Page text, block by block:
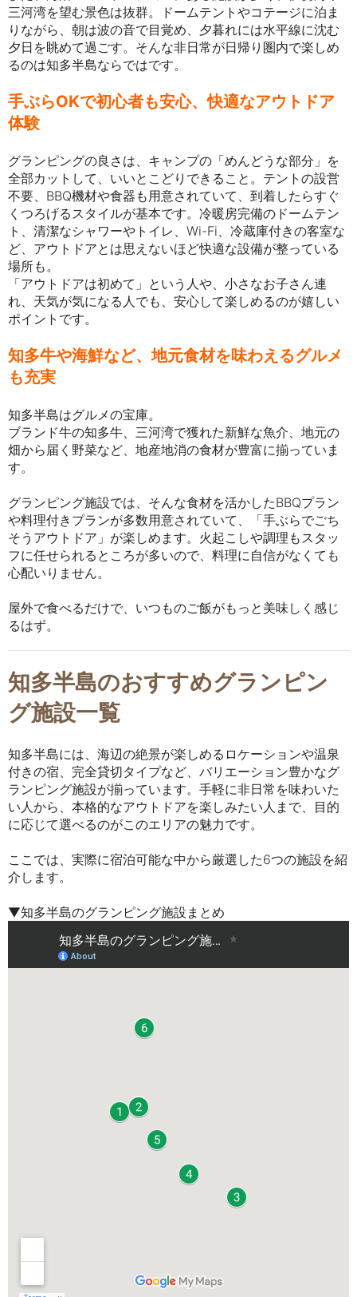
三河湾を望む景色は抜群。
ドームテントやコテージに泊ま
りながら、朝は波の音で目覚め、夕暮れには水平線に沈む
夕日を眺めて過ごす。そんな非日常が日帰り圏内で楽しめ
るのは知多半島ならではです。
手ぶらOKで初心者も安心、快適なアウトドア
体験
グランピングの良さは、キャンプの「めんどうな部分」を
全部カットして、いいとこどりできること。テントの設営
不要、BBQ機材や食器も用意されていて、到着したらすぐ
くつろげるスタイルが基本です。 冷暖房完備のドームテン
ト、清潔なシャワーやトイレ、Wi-Fi、冷蔵庫付きの客室な
ど、アウトドアとは思えないほど快適な設備が整っている
場所も。
「アウトドアは初めて」という人や、小さなお子さん連
れ、天気が気になる人でも、安心して楽しめるのが嬉しい
ポイントです。
知多牛や海鮮など、地元食材を味わえるグルメ
も充実
知多半島はグルメの宝庫。
ブランド牛の知多牛、三河湾で獲れた新鮮な魚介、地元の
畑から届く野菜など、地産地消の食材が豊富に揃っていま
す。
グランピング施設では、そんな食材を活かしたBBQプラン
や料理付きプランが多数用意されていて、「手ぶらでごち
そうアウトドア」が楽しめます。火起こしや調理もスタッ
フに任せられるところが多いので、料理に自信がなくても
心配いりません。
屋外で食べるだけで、いつものご飯がもっと美味しく感じ
るはず。
知多半島のおすすめグランピン
グ施設一覧
知多半島には、海辺の絶景が楽しめるロケーションや温泉
付きの宿、完全貸切タイプなど、バリエーション豊かなグ
ランピング施設が揃っています。手軽に非日常を味わいた
い人から、本格的なアウトドアを楽しみたい人まで、目的
に応じて選べるのがこのエリアの魅力です。
ここでは、実際に宿泊可能な中から厳選した6つの施設を紹
介します。
▼知多半島のグランピング施設まとめ